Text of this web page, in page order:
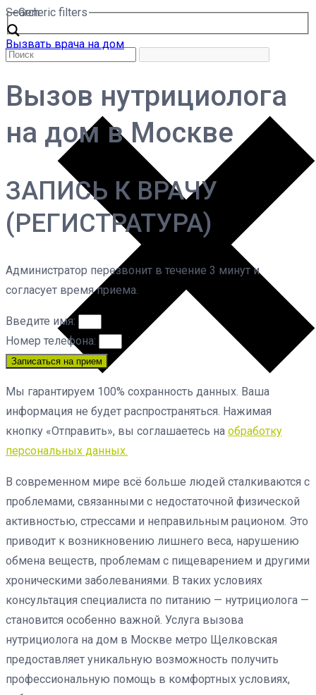
Search
Generic filters
Вызвать врача на дом
Вызов нутрициолога
на дом в Москве
ЗАПИСЬ К ВРАЧУ
(РЕГИСТРАТУРА)
Администратор перезвонит в течение 3 минут и
согласует время приема.
Введите имя:
Номер телефона:
Записаться на прием
Мы гарантируем 100% сохранность данных. Ваша
информация не будет распространяться. Нажимая
кнопку «Отправить», вы соглашаетесь на обработку
персональных данных.
В современном мире всё больше людей сталкиваются с
проблемами, связанными с недостаточной физической
активностью, стрессами и неправильным рационом. Это
приводит к возникновению лишнего веса, нарушению
обмена веществ, проблемам с пищеварением и другими
хроническими заболеваниями. В таких условиях
консультация специалиста по питанию — нутрициолога —
становится особенно важной. Услуга вызова
нутрициолога на дом в Москве метро Щелковская
предоставляет уникальную возможность получить
профессиональную помощь в комфортных условиях,